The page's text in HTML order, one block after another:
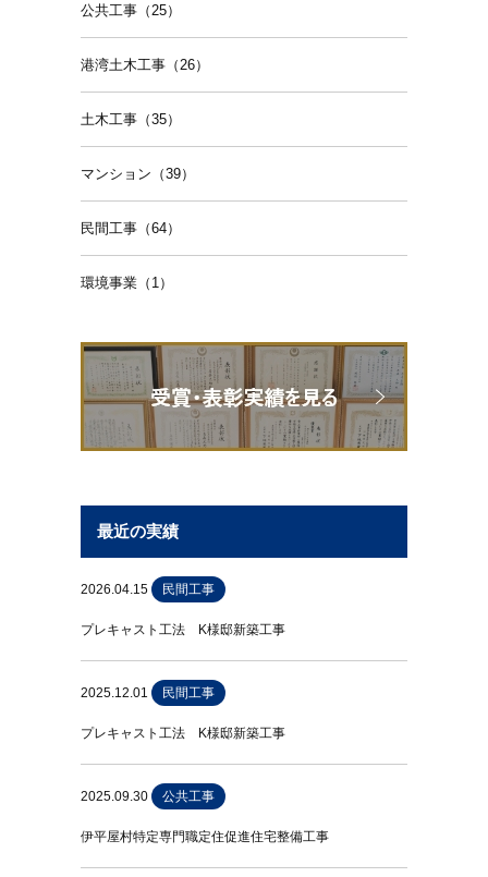
公共工事（25）
港湾土木工事（26）
土木工事（35）
マンション（39）
民間工事（64）
環境事業（1）
最近の実績
2026.04.15 民間工事
プレキャスト工法 K様邸新築工事
2025.12.01 民間工事
プレキャスト工法 K様邸新築工事
2025.09.30 公共工事
伊平屋村特定専門職定住促進住宅整備工事